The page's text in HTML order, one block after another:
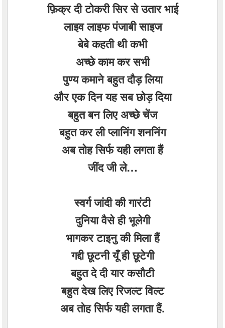
फ़िक्र दी टोकरी सिर से उतार भाई
लाइव लाइफ पंजाबी साइज
बेबे कहती थी कभी
अच्छे काम कर सभी
पुण्य कमाने बहुत दौड़ लिया
और एक दिन यह सब छोड़ दिया
बहुत बन लिए अच्छे चेंज
बहुत कर ली प्लानिंग शननिंग
अब तोह सिर्फ यही लगता हैं
जींद जी ले…
स्वर्ग जांदी की गारंटी
दुनिया वैसे ही भूलेगी
भागकर टाइनु की मिला हैं
गद्दी छूटनी यूँ ही छूटेगी
बहुत दे दी यार कसौटी
बहुत देख लिए रिजल्ट विल्ट
अब तोह सिर्फ यही लगता हैं.